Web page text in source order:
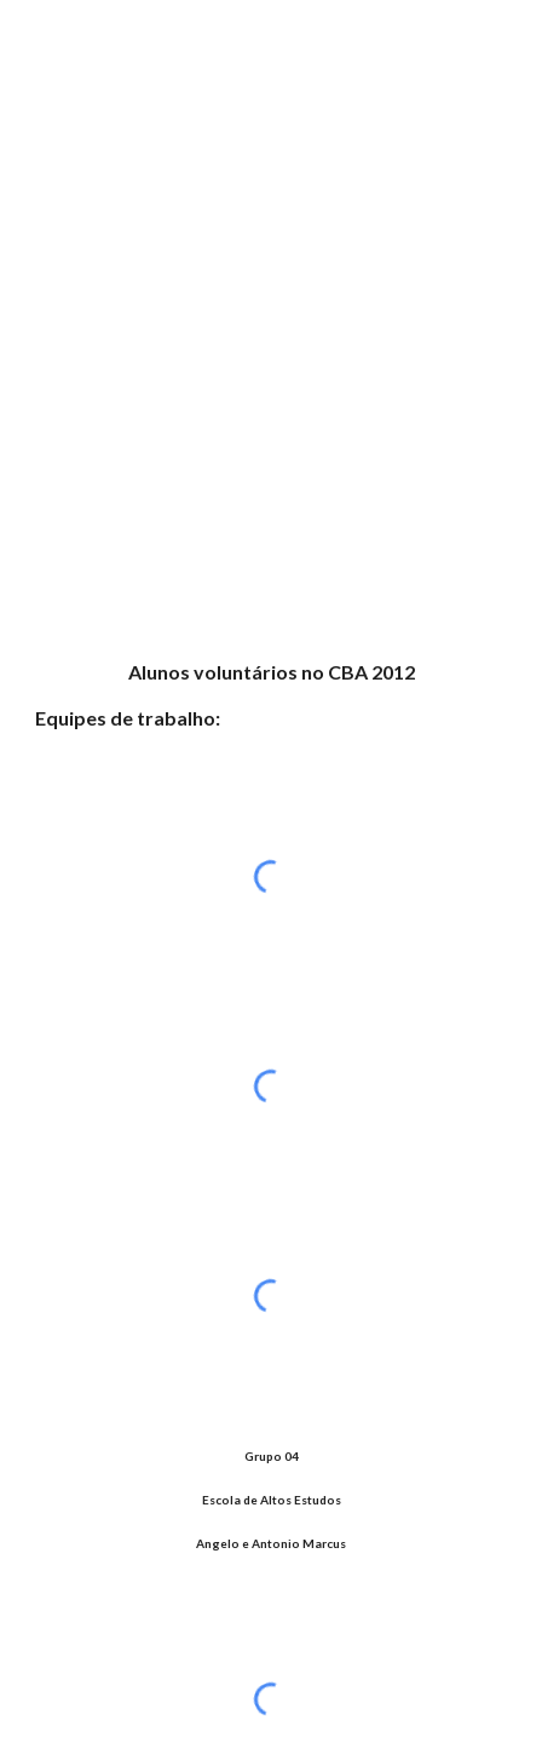
Alunos voluntários no CBA 2012
Equipes de trabalho:
Grupo 04
Escola de Altos Estudos
Angelo e Antonio Marcus